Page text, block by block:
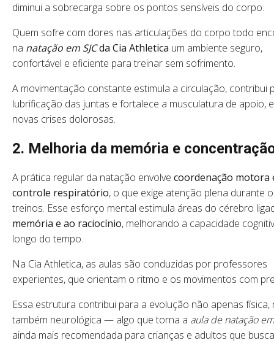
diminui a sobrecarga sobre os pontos sensíveis do corpo.
Quem sofre com dores nas articulações do corpo todo
na natação em SJCda Cia Athletica um ambiente seguro,
confortável e eficiente para treinar sem sofrimento.
A movimentação constante estimula a circulação, contribui
lubrificação das juntas e fortalece a musculatura de apoio,
novas crises dolorosas.
2. Melhoria da memória e
A prática regular da natação envolve coordenação motora
controle respiratório, o que exige atenção plena durante
treinos. Esse esforço mental estimula áreas do cérebro
memória e ao raciocínio, melhorando a capacidade
longo do tempo.
Na Cia Athletica, as aulas são conduzidas por professores
experientes, que orientam o ritmo e os movimentos com
Essa estrutura contribui para a evolução não apenas física,
também neurológica — algo que torna a aula de natação em
ainda mais recomendada para crianças e adultos que